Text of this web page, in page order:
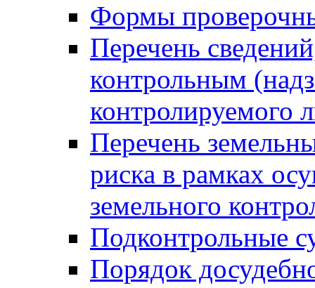
Формы
Перечень
контрольным
контролируемого
Перечень
риска в рамках
земельного
Подконтрольные
Порядок